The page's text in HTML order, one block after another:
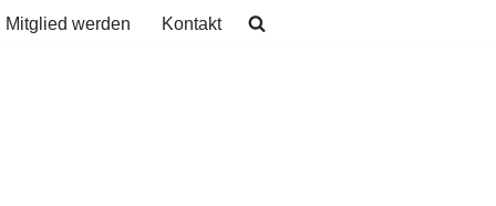
Mitglied werden Kontakt